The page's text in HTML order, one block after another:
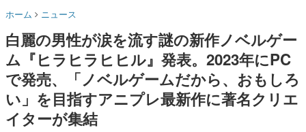
名作ゲームクリエイターの方々に製作時のエピソードをお
きます。
赫本
この物語を解いてはいけない。『赫本』は、〈試験問題〉
の形をした短編ホラー小説集です。
新世代に訊く
これからのデジタルゲーム市場を担う若きクリエイター達
て、BPOが議論を交わす
ホーム ニュース
白麗の男性が涙を流す謎の新作ノベルゲー
ム『ヒラヒラヒヒル』発表。2023年にPC
で発売、「ノベルゲームだから、おもしろ
い」を目指すアニプレ最新作に著名クリエ
イターが集結